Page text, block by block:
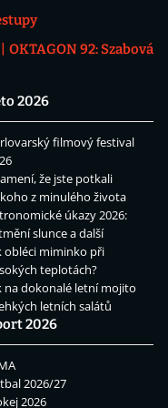
OKTAGON 92: Szabová
2026
filmový festival
že jste potkali
z minulého života
úkazy 2026:
slunce a další
obléci miminko při
teplotách?
na dokonalé letní mojito
letních salátů
2026
2026/27
2026